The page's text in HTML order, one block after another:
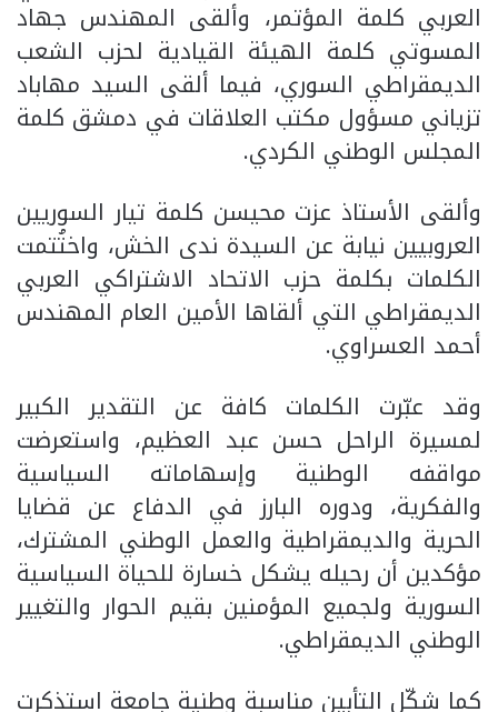
العربي كلمة المؤتمر، وألقى المهندس جهاد
المسوتي كلمة الهيئة القيادية لحزب الشعب
الديمقراطي السوري، فيما ألقى السيد مهاباد
تزياني مسؤول مكتب العلاقات في دمشق كلمة
المجلس الوطني الكردي.
وألقى الأستاذ عزت محيسن كلمة تيار السوريين
العروبيين نيابة عن السيدة ندى الخش، واختُتمت
الكلمات بكلمة حزب الاتحاد الاشتراكي العربي
الديمقراطي التي ألقاها الأمين العام المهندس
أحمد العسراوي.
وقد عبّرت الكلمات كافة عن التقدير الكبير
لمسيرة الراحل حسن عبد العظيم، واستعرضت
مواقفه الوطنية وإسهاماته السياسية
والفكرية، ودوره البارز في الدفاع عن قضايا
الحرية والديمقراطية والعمل الوطني المشترك،
مؤكدين أن رحيله يشكل خسارة للحياة السياسية
السورية ولجميع المؤمنين بقيم الحوار والتغيير
الوطني الديمقراطي.
كما شكّل التأبين مناسبة وطنية جامعة استذكرت